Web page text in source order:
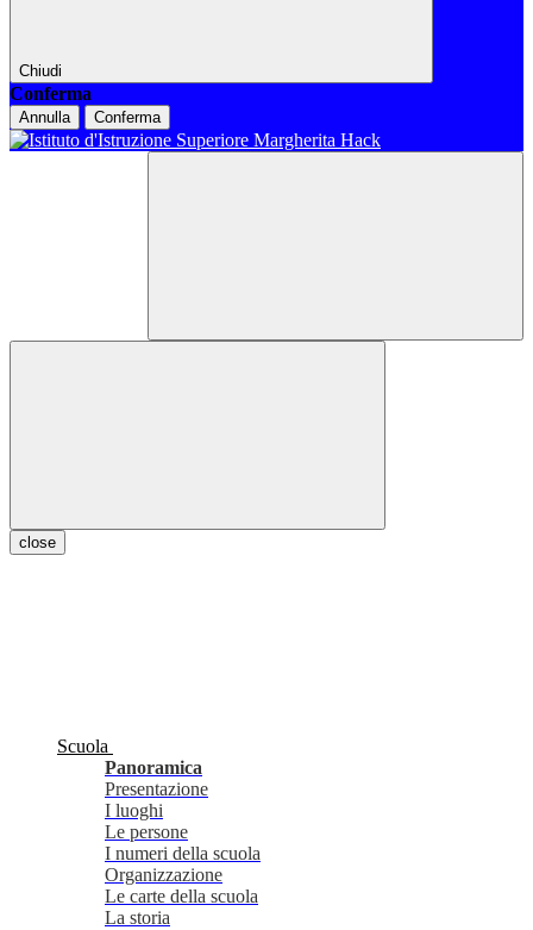
Chiudi
Conferma
Annulla Conferma
close
Scuola
Panoramica
Presentazione
I luoghi
Le persone
I numeri della scuola
Organizzazione
Le carte della scuola
La storia